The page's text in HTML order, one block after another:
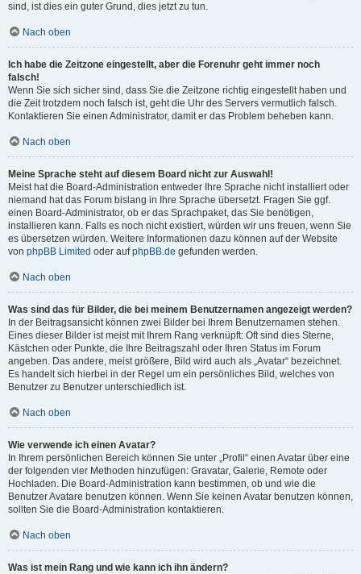
sind, ist dies ein guter Grund, dies jetzt zu tun.
Nach oben
Ich habe die Zeitzone eingestellt, aber die Forenuhr geht immer noch
falsch!
Wenn Sie sich sicher sind, dass Sie die Zeitzone richtig eingestellt haben und
die Zeit trotzdem noch falsch ist, geht die Uhr des Servers vermutlich falsch.
Kontaktieren Sie einen Administrator, damit er das Problem beheben kann.
Nach oben
Meine Sprache steht auf diesem Board nicht zur Auswahl!
Meist hat die Board-Administration entweder Ihre Sprache nicht installiert oder
niemand hat das Forum bislang in Ihre Sprache übersetzt. Fragen Sie ggf.
einen Board-Administrator, ob er das Sprachpaket, das Sie benötigen,
installieren kann. Falls es noch nicht existiert, würden wir uns freuen, wenn Sie
es übersetzen würden. Weitere Informationen dazu können auf der Website
von phpBB Limited oder aufphpBB.de gefunden werden.
Nach oben
Was sind das für Bilder, die bei meinem Benutzernamen angezeigt werden?
In der Beitragsansicht können zwei Bilder bei Ihrem Benutzernamen stehen.
Eines dieser Bilder ist meist mit Ihrem Rang verknüpft: Oft sind dies Sterne,
Kästchen oder Punkte, die Ihre Beitragszahl oder Ihren Status im Forum
angeben. Das andere, meist größere, Bild wird auch als „Avatar“ bezeichnet.
Es handelt sich hierbei in der Regel um ein persönliches Bild, welches von
Benutzer zu Benutzer unterschiedlich ist.
Nach oben
Wie verwende ich einen Avatar?
In Ihrem persönlichen Bereich können Sie unter „Profil“ einen Avatar über eine
der folgenden vier Methoden hinzufügen: Gravatar, Galerie, Remote oder
Hochladen. Die Board-Administration kann bestimmen, ob und wie die
Benutzer Avatare benutzen können. Wenn Sie keinen Avatar benutzen können,
sollten Sie die Board-Administration kontaktieren.
Nach oben
Was ist mein Rang und wie kann ich ihn ändern?